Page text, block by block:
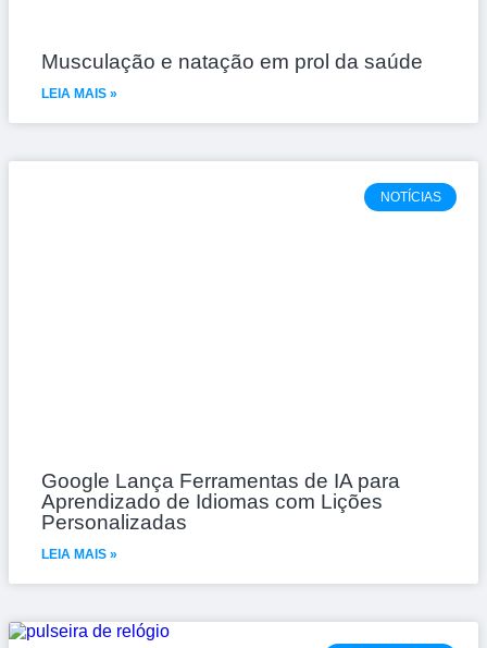
Musculação e natação em prol da saúde
LEIA MAIS »
NOTÍCIAS
Google Lança Ferramentas de IA para
Aprendizado de Idiomas com Lições
Personalizadas
LEIA MAIS »